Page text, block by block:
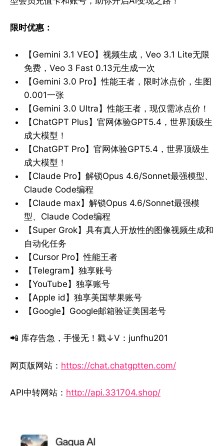
限时优惠：
【Gemini 3.1 VEO】视频生成，Veo 3.1 Lite无限
免费，Veo 3 Fast 0.13元生成一次
【Gemini 3.0 Pro】性能王者，限时冰点价，生图
0.001一张
【Gemini 3.0 Ultra】性能王者，现仅需冰点价！
【ChatGPT Plus】官网体验GPT5.4，世界顶级生
成大模型！
【ChatGPT Pro】官网体验GPT5.4，世界顶级生
成大模型！
【Claude Pro】解锁Opus 4.6/Sonnet最强模型、
Claude Code编程
【Claude max】解锁Opus 4.6/Sonnet最强模
型、Claude Code编程
【Super Grok】具有真人开放性的图像视频生成和
自动化任务
【Cursor Pro】性能王者
【Telegram】独享账号
【YouTube】独享账号
【Apple id】独享美国苹果账号
【Google】Google邮箱验证美国老号
📲 库存告急，手慢无！戳↓V：junfhu201
网页版网站： https://chat.chatgptten.com/
API中转网站： http://api.331704.shop/